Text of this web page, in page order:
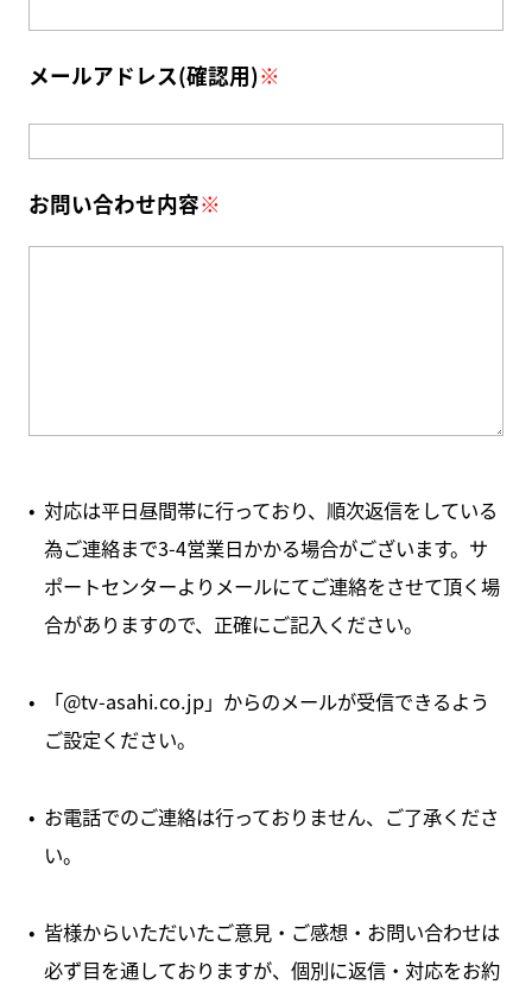
メールアドレス(確認用)※
お問い合わせ内容※
対応は平日昼間帯に行っており、順次返信をしている
為ご連絡まで3-4営業日かかる場合がございます。サ
ポートセンターよりメールにてご連絡をさせて頂く場
合がありますので、正確にご記入ください。
「@tv-asahi.co.jp」からのメールが受信できるよう
ご設定ください。
お電話でのご連絡は行っておりません、ご了承くださ
い。
皆様からいただいたご意見・ご感想・お問い合わせは
必ず目を通しておりますが、個別に返信・対応をお約